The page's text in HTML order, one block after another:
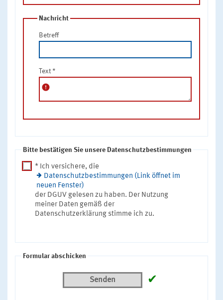
Nachricht
Betreff
Text *
error
Bitte bestätigen Sie unsere Datenschutzbestimmungen
* Ich versichere, die
Datenschutzbestimmungen (Link öffnet im
neuen Fenster)
der DGUV gelesen zu haben. Der Nutzung
meiner Daten gemäß der
Datenschutzerklärung stimme ich zu.
Formular abschicken
Senden ✔